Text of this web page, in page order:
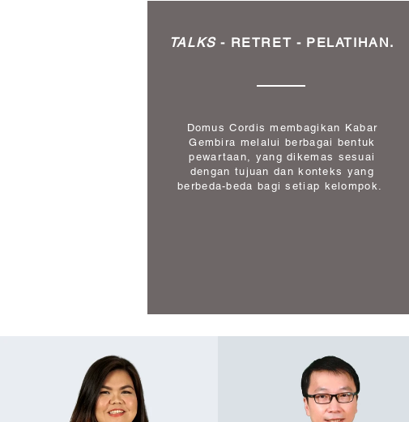
TALKS- RETRET - PELATIHAN.
Domus Cordis membagikan Kabar
Gembira melalui berbagai bentuk
pewartaan, yang dikemas sesuai
dengan tujuan dan konteks yang
berbeda-beda bagi setiap kelompok.